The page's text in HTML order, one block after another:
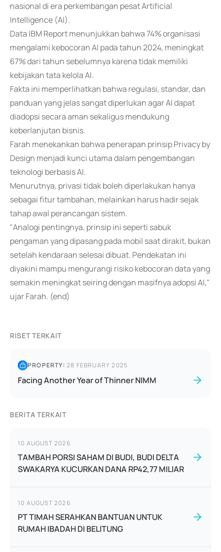
nasional di era perkembangan pesat Artificial
Intelligence (AI).
Data IBM Report menunjukkan bahwa 74% organisasi
mengalami kebocoran AI pada tahun 2024, meningkat
67% dari tahun sebelumnya karena tidak memiliki
kebijakan tata kelola AI.
Fakta ini memperlihatkan bahwa regulasi, standar, dan
panduan yang jelas sangat diperlukan agar AI dapat
diadopsi secara aman sekaligus mendukung
keberlanjutan bisnis.
Farah menekankan bahwa penerapan prinsip Privacy by
Design menjadi kunci utama dalam pengembangan
teknologi berbasis AI.
Menurutnya, privasi tidak boleh diperlakukan hanya
sebagai fitur tambahan, melainkan harus hadir sejak
tahap awal perancangan sistem.
"Analogi pentingnya, prinsip ini seperti sabuk
pengaman yang dipasang pada mobil saat dirakit, bukan
setelah kendaraan selesai dibuat. Pendekatan ini
diyakini mampu mengurangi risiko kebocoran data yang
semakin meningkat seiring dengan masifnya adopsi AI,"
ujar Farah. (end)
RISET TERKAIT
PROPERTY|28 FEBRUARY 2025
Facing Another Year of Thinner NIMM
BERITA TERKAIT
10 AUGUST 2026
TAMBAH PORSI SAHAM DI BUDI, BUDI DELTA
SWAKARYA KUCURKAN DANA RP42,77 MILIAR
10 AUGUST 2026
PT TIMAH SERAHKAN BANTUAN UNTUK
RUMAH IBADAH DI BELITUNG